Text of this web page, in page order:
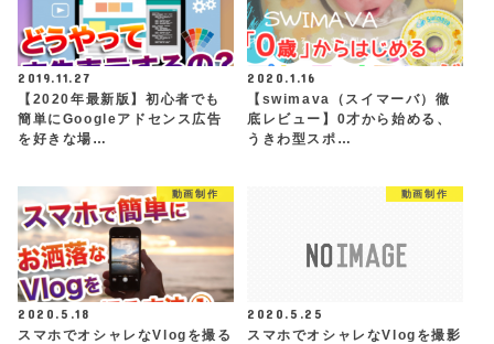
2019.11.27
【2020年最新版】初心者でも
簡単にGoogleアドセンス広告
を好きな場…
2020.1.16
【swimava（スイマーバ）徹
底レビュー】0才から始める、
うきわ型スポ…
動画制作
2020.5.18
スマホでオシャレなVlogを撮る
動画制作
2020.5.25
スマホでオシャレなVlogを撮影